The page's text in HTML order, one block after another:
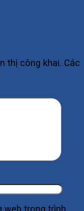
thị công khai. Các
web trong trình